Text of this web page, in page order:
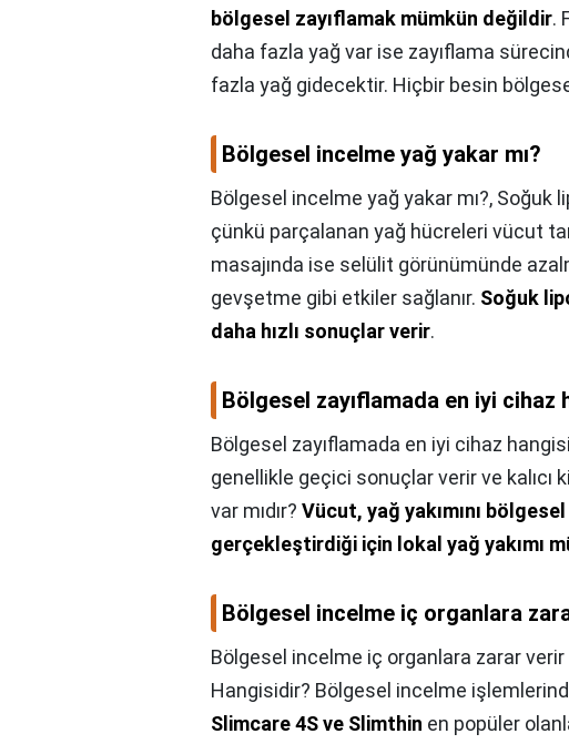
bölgesel zayıflamak mümkün değildir.
daha fazla yağ var ise zayıflama
fazla yağ gidecektir. Hiçbir besin
Bölgesel incelme yağ yakar mı?
Bölgesel incelme yağ yakar mı?, Soğuk
çünkü parçalanan yağ hücreleri vücut
masajında ise selülit görünümünde
gevşetme gibi etkiler sağlanır. Soğuk
daha hızlı sonuçlar verir.
Bölgesel zayıflamada en iyi cihaz
Bölgesel zayıflamada en iyi cihaz
genellikle geçici sonuçlar verir ve kalıcı
var mıdır? Vücut, yağ yakımını
gerçekleştirdiği için lokal yağ yakımı
Bölgesel incelme iç organlara
Bölgesel incelme iç organlara zarar verir
Hangisidir? Bölgesel incelme
Slimcare 4S ve Slimthin en popüler